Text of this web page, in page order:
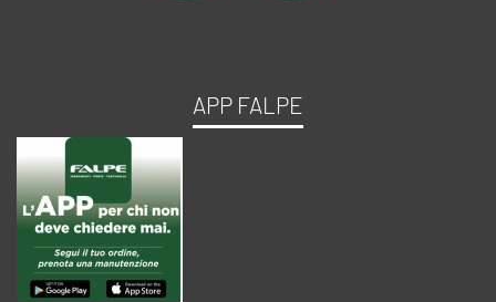
APP FALPE